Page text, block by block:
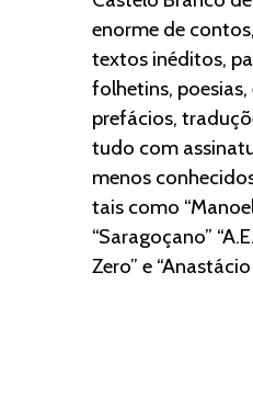
enorme de
textos inéditos,
folhetins, poesias,
prefácios,
tudo com
menos
tais como
“Saragoçano”
Zero” e